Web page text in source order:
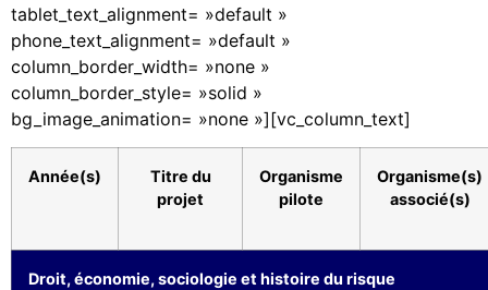
tablet_text_alignment= »default »
phone_text_alignment= »default »
column_border_width= »none »
column_border_style= »solid »
bg_image_animation= »none »][vc_column_text]
Année(s)
Titre du
projet
Organisme
pilote
Organisme(s)
associé(s)
Droit, économie, sociologie et histoire du risque